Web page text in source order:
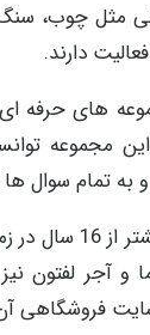
مثل چوب،
دارند.
مجموعه
به تمام
مجموعه
و آجر لفتون
سایت